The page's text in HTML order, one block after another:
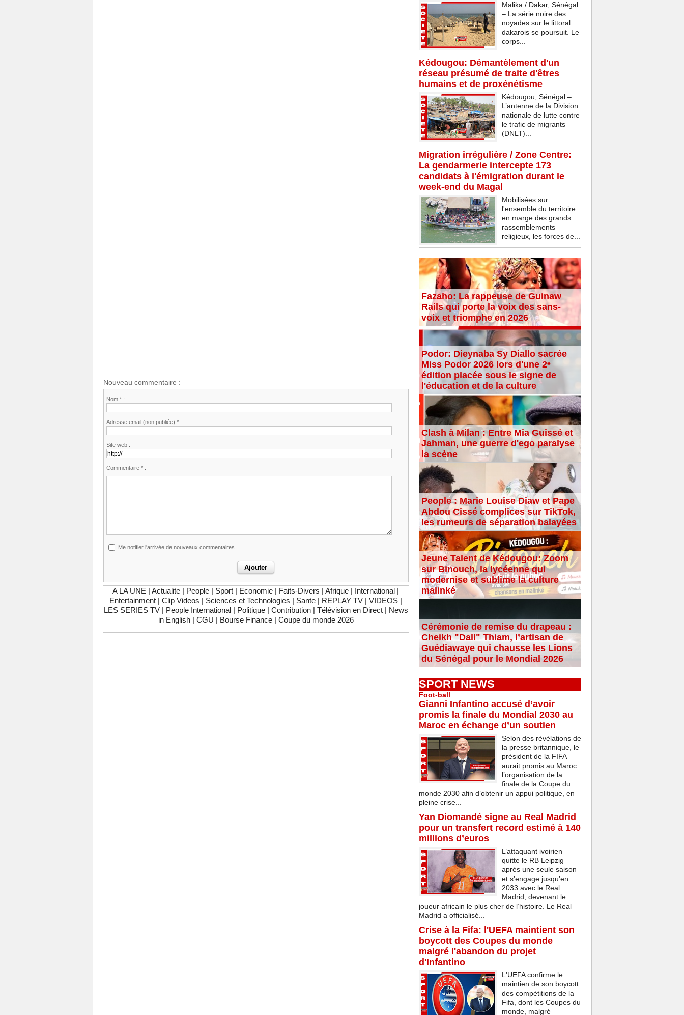
Nouveau commentaire :
Nom * :
Adresse email (non publiée) * :
Site web :
Commentaire * :
Me notifier l'arrivée de nouveaux commentaires
A LA UNE | Actualite | People | Sport | Economie | Faits-Divers | Afrique | International |
Entertainment | Clip Videos | Sciences et Technologies | Sante | REPLAY TV | VIDEOS |
LES SERIES TV | People International | Politique | Contribution | Télévision en Direct | News
in English | CGU | Bourse Finance | Coupe du monde 2026
Malika / Dakar, Sénégal
– La série noire des
noyades sur le littoral
dakarois se poursuit. Le
corps...
Kédougou: Démantèlement d'un
réseau présumé de traite d'êtres
humains et de proxénétisme
Kédougou, Sénégal –
L’antenne de la Division
nationale de lutte contre
le trafic de migrants
(DNLT)...
Migration irrégulière / Zone Centre:
La gendarmerie intercepte 173
candidats à l'émigration durant le
week-end du Magal
Mobilisées sur
l'ensemble du territoire
en marge des grands
rassemblements
religieux, les forces de...
Fazaho: La rappeuse de Guinaw
Rails qui porte la voix des sans-
voix et triomphe en 2026
Podor: Dieynaba Sy Diallo sacrée
Miss Podor 2026 lors d'une 2ᵉ
édition placée sous le signe de
l'éducation et de la culture
Clash à Milan : Entre Mia Guissé et
Jahman, une guerre d'ego paralyse
la scène
People : Marie Louise Diaw et Pape
Abdou Cissé complices sur TikTok,
les rumeurs de séparation balayées
Jeune Talent de Kédougou: Zoom
sur Binouch, la lycéenne qui
modernise et sublime la culture
malinké
Cérémonie de remise du drapeau :
Cheikh "Dall" Thiam, l’artisan de
Guédiawaye qui chausse les Lions
du Sénégal pour le Mondial 2026
SPORT NEWS
Foot-ball
Gianni Infantino accusé d’avoir
promis la finale du Mondial 2030 au
Maroc en échange d’un soutien
Selon des révélations de
la presse britannique, le
président de la FIFA
aurait promis au Maroc
l’organisation de la
finale de la Coupe du
monde 2030 afin d’obtenir un appui politique, en
pleine crise...
Yan Diomandé signe au Real Madrid
pour un transfert record estimé à 140
millions d’euros
L’attaquant ivoirien
quitte le RB Leipzig
après une seule saison
et s’engage jusqu’en
2033 avec le Real
Madrid, devenant le
joueur africain le plus cher de l’histoire. Le Real
Madrid a officialisé...
Crise à la Fifa: l'UEFA maintient son
boycott des Coupes du monde
malgré l'abandon du projet
d'Infantino
L'UEFA confirme le
maintien de son boycott
des compétitions de la
Fifa, dont les Coupes du
monde, malgré